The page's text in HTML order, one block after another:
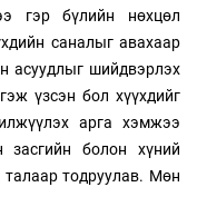
гэр бүлийн нөхцөл
саналыг авахаар
асуудлыг шийдвэрлэх
үзсэн бол хүүхдийг
арга хэмжээ
засгийн болон хүний
тодруулав. Мөн